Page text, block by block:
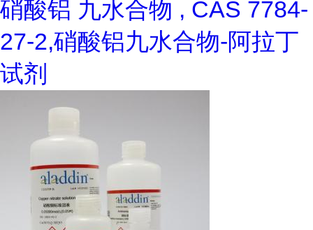
硝酸铝 九水合物 , CAS 7784-
27-2,硝酸铝九水合物-阿拉丁
试剂